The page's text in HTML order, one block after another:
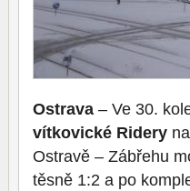
Ostrava – Ve 30.
vítkovické Ridery
Ostravě – Zábřehu
těsně 1:2 a po